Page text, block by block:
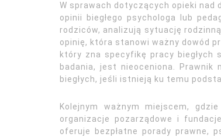
W sprawach dotyczących opieki nad
opinii biegłego psychologa lub
rodziców, analizują sytuację
opinię, która stanowi ważny dowód
który zna specyfikę pracy
badania, jest nieoceniona. Prawnik
biegłych, jeśli istnieją ku temu
Kolejnym ważnym miejscem,
organizacje pozarządowe i
oferuje bezpłatne porady prawne,